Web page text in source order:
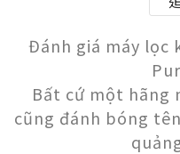
Đánh giá máy lọc
Bất cứ một hãng
cũng đánh bóng